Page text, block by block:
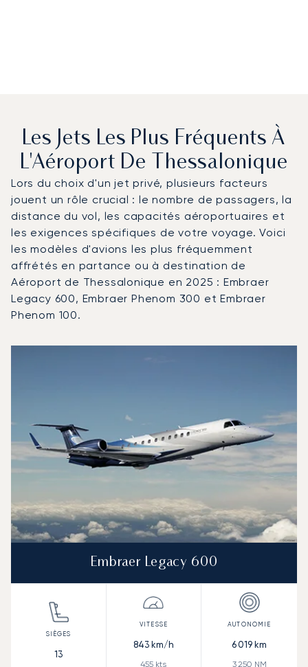
Les Jets Les Plus Fréquents À
L'Aéroport De Thessalonique
Lors du choix d'un jet privé, plusieurs facteurs
jouent un rôle crucial : le nombre de passagers, la
distance du vol, les capacités aéroportuaires et
les exigences spécifiques de votre voyage. Voici
les modèles d'avions les plus fréquemment
affrétés en partance ou à destination de
Aéroport de Thessalonique en 2025 : Embraer
Legacy 600, Embraer Phenom 300 et Embraer
Phenom 100.
Embraer Legacy 600
13
843km/h
455 kts
6 019 km
3 250 NM